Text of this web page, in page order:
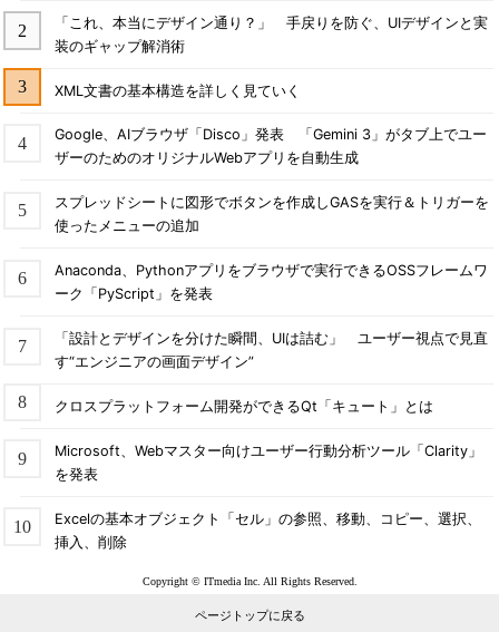
「これ、本当にデザイン通り？」 手戻りを防ぐ、UIデザインと実
装のギャップ解消術
XML文書の基本構造を詳しく見ていく
Google、AIブラウザ「Disco」発表 「Gemini 3」がタブ上でユー
ザーのためのオリジナルWebアプリを自動生成
スプレッドシートに図形でボタンを作成しGASを実行＆トリガーを
使ったメニューの追加
Anaconda、Pythonアプリをブラウザで実行できるOSSフレームワ
ーク「PyScript」を発表
「設計とデザインを分けた瞬間、UIは詰む」 ユーザー視点で見直
す“エンジニアの画面デザイン”
クロスプラットフォーム開発ができるQt「キュート」とは
Microsoft、Webマスター向けユーザー行動分析ツール「Clarity」
を発表
Excelの基本オブジェクト「セル」の参照、移動、コピー、選択、
挿入、削除
Copyright © ITmedia Inc. All Rights Reserved.
ページトップに戻る